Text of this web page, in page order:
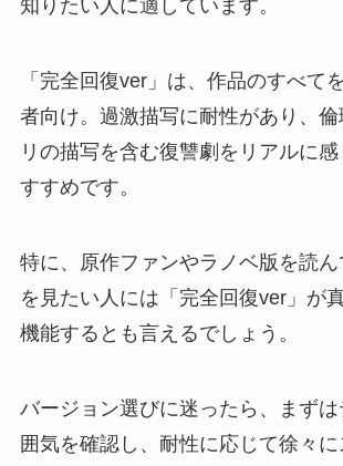
知りたい人に適しています。
「完全回復ver」は、作品のすべて
者向け。過激描写に耐性があり、
リの描写を含む復讐劇をリアルに
すすめです。
特に、原作ファンやラノベ版を読ん
を見たい人には「完全回復ver」が
機能するとも言えるでしょう。
バージョン選びに迷ったら、まず
囲気を確認し、耐性に応じて徐々